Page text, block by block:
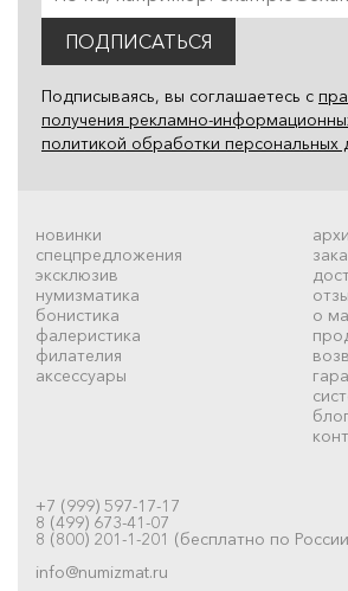
ПОДПИСАТЬСЯ
Подписываясь, вы соглашаетесь с
получения рекламно-
политикой обработки персональных
новинки
спецпредложения
эксклюзив
нумизматика
бонистика
фалеристика
филателия
аксессуары
о
+7 (999) 597-17-17
8 (499) 673-41-07
8 (800) 201-1-201 (бесплатно по
info@numizmat.ru